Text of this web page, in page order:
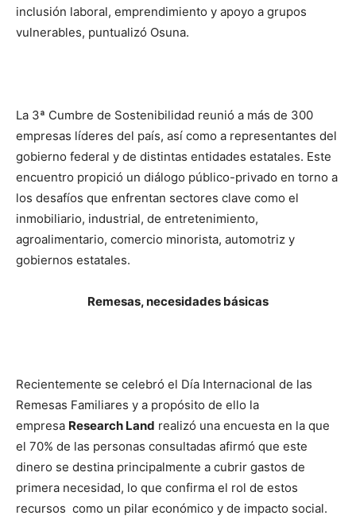
inclusión laboral, emprendimiento y apoyo a grupos
vulnerables, puntualizó Osuna.
La 3ª Cumbre de Sostenibilidad reunió a más de 300
empresas líderes del país, así como a representantes del
gobierno federal y de distintas entidades estatales. Este
encuentro propició un diálogo público-privado en torno a
los desafíos que enfrentan sectores clave como el
inmobiliario, industrial, de entretenimiento,
agroalimentario, comercio minorista, automotriz y
gobiernos estatales.
Remesas, necesidades básicas
Recientemente se celebró el Día Internacional de las
Remesas Familiares y a propósito de ello la
empresa Research Land realizó una encuesta en la que
el 70% de las personas consultadas afirmó que este
dinero se destina principalmente a cubrir gastos de
primera necesidad, lo que confirma el rol de estos
recursos como un pilar económico y de impacto social.